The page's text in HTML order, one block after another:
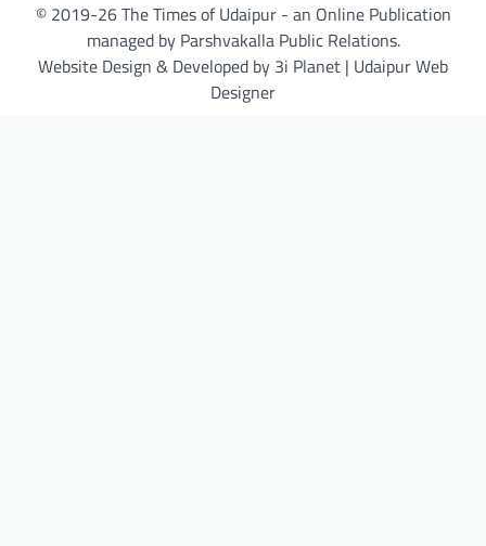
© 2019-26 The Times of Udaipur - an Online Publication
managed by Parshvakalla Public Relations.
Website Design & Developed by 3i Planet | Udaipur Web
Designer